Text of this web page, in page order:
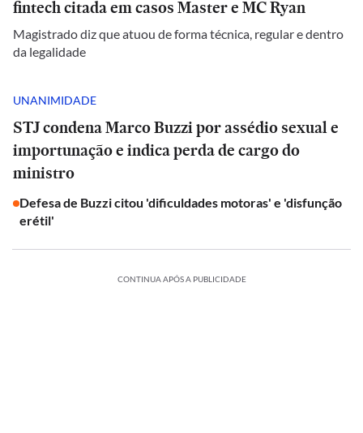
fintech citada em casos Master e MC Ryan
Magistrado diz que atuou de forma técnica, regular e dentro
da legalidade
UNANIMIDADE
STJ condena Marco Buzzi por assédio sexual e
importunação e indica perda de cargo do
ministro
Defesa de Buzzi citou 'dificuldades motoras' e 'disfunção
erétil'
CONTINUA APÓS A PUBLICIDADE